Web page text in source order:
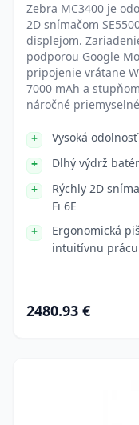
Zebra MC3400 je
2D snímačom
displejom.
podporou Google
pripojenie vrátane
7000 mAh a
náročné
Vysoká
Dlhý výdrž
Rýchly 2D
Fi 6E
Ergonomická
intuitívnu prácu
2480.93 €